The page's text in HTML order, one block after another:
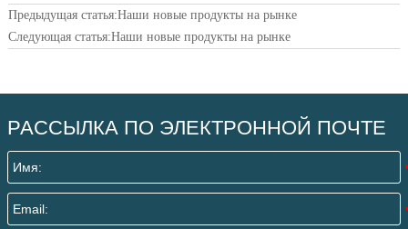
Предыдущая статья:Наши новые продукты на рынке
Следующая статья:Наши новые продукты на рынке
РАССЫЛКА ПО ЭЛЕКТРОННОЙ ПОЧТЕ